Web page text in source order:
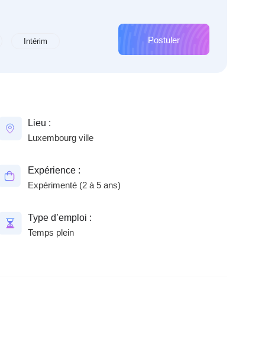
Intérim Postuler
Lieu :
Luxembourg ville
Expérience :
Expérimenté (2 à 5 ans)
Type d’emploi :
Temps plein